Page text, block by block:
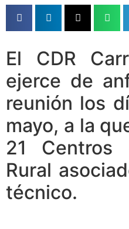
El CDR
ejerce de
reunión los
mayo, a la
21 Centros
Rural
técnico.